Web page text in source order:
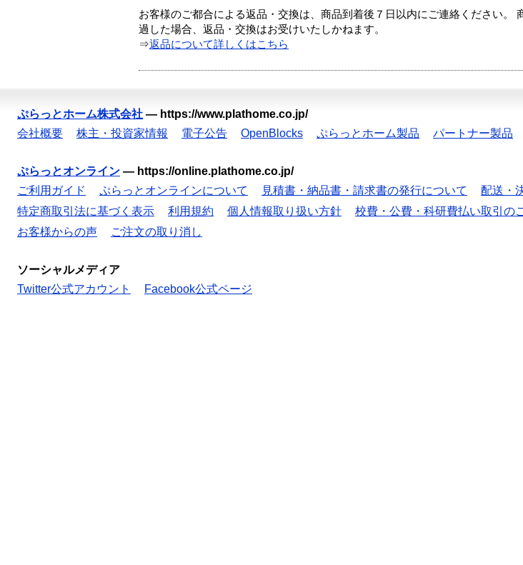
お客様のご都合による返品・交換は、商品到着後７日以内にご連絡ください。
過した場合、返品・交換はお受けいたしかねます。
⇒返品について詳しくはこちら
ぷらっとホーム株式会社 — https://www.plathome.co.jp/
会社概要
株主・投資家情報 電子公告 OpenBlocks ぷらっとホーム製品 パートナー製品
ぷらっとオンライン — https://online.plathome.co.jp/
ご利用ガイド
ぷらっとオンラインについて 見積書・納品書・請求書の発行について 配送・
特定商取引法に基づく表示
利用規約 個人情報取り扱い方針 校費・公費・科研費払い取引の
お客様からの声
ご注文の取り消し
ソーシャルメディア
Twitter公式アカウント
Facebook公式ページ